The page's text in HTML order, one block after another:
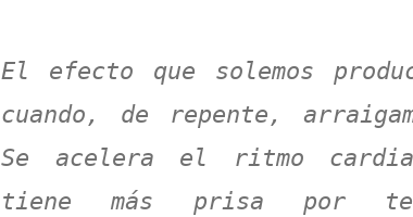
El efecto que solemos
cuando, de repente,
Se acelera el ritmo
tiene más prisa por